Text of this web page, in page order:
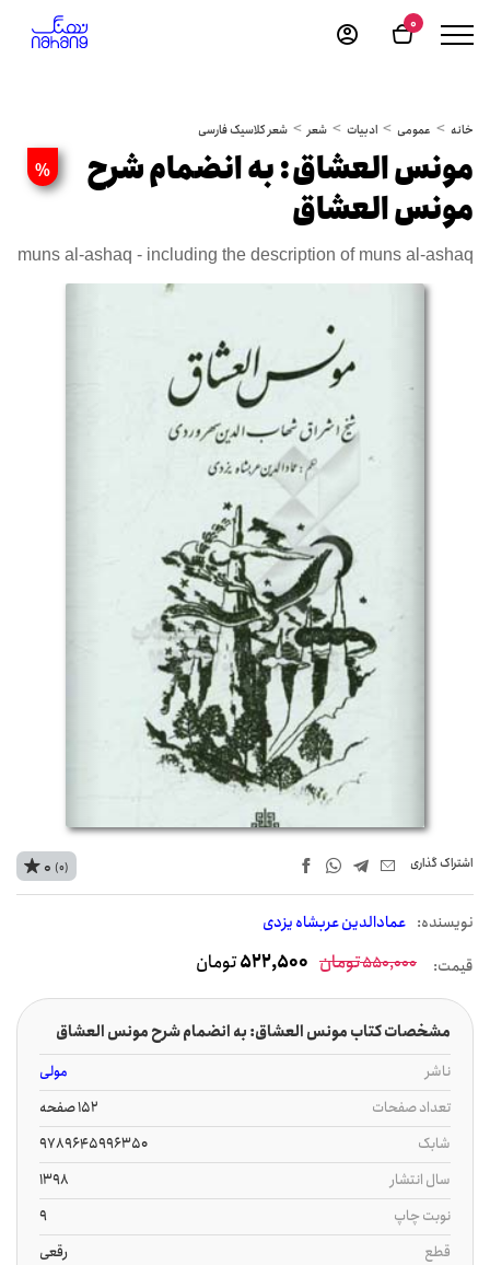
0
خانه عمومی ادبیات شعر شعر کلاسیک فارسی
%
مونس العشاق: به انضمام شرح
مونس العشاق
muns al-ashaq - including the description of muns al-ashaq
اشتراک‌ گذاری
نويسنده: عمادالدین عربشاه یزدی
0 (0)
قیمت: 550,000تومان 522,500تومان
مشخصات کتاب مونس العشاق: به انضمام شرح مونس العشاق
ناشر
مولی
تعداد صفحات
152 صفحه
شابک
9789645996350
سال انتشار
1398
نوبت چاپ
9
قطع
رقعی